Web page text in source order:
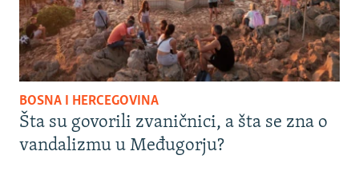
BOSNA I HERCEGOVINA
Šta su govorili zvaničnici, a šta se zna o
vandalizmu u Međugorju?